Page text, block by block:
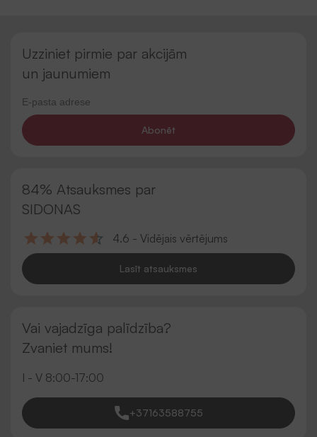
Uzziniet pirmie par akcijām
un jaunumiem
Abonēt
84% Atsauksmes par
SIDONAS
4.6 - Vidējais vērtējums
Lasīt atsauksmes
Vai vajadzīga palīdzība?
Zvaniet mums!
I - V 8:00-17:00
+37163588755